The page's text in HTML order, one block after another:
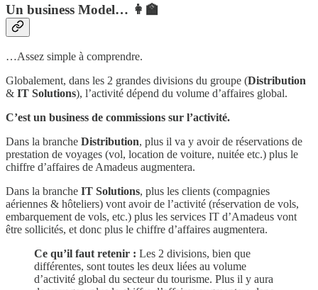
Un business Model… 👩‍🏫
…Assez simple à comprendre.
Globalement, dans les 2 grandes divisions du groupe (Distribution
& IT Solutions), l’activité dépend du volume d’affaires global.
C’est un business de commissions sur l’activité.
Dans la branche Distribution, plus il va y avoir de réservations de
prestation de voyages (vol, location de voiture, nuitée etc.) plus le
chiffre d’affaires de Amadeus augmentera.
Dans la branche IT Solutions, plus les clients (compagnies
aériennes & hôteliers) vont avoir de l’activité (réservation de vols,
embarquement de vols, etc.) plus les services IT d’Amadeus vont
être sollicités, et donc plus le chiffre d’affaires augmentera.
Ce qu’il faut retenir : Les 2 divisions, bien que
différentes, sont toutes les deux liées au volume
d’activité global du secteur du tourisme. Plus il y aura